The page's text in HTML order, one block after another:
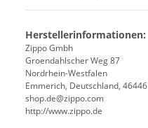
Herstellerinformationen:
Zippo Gmbh
Groendahlscher Weg 87
Nordrhein-Westfalen
Emmerich, Deutschland, 46446
shop.de@zippo.com
http://www.zippo.de